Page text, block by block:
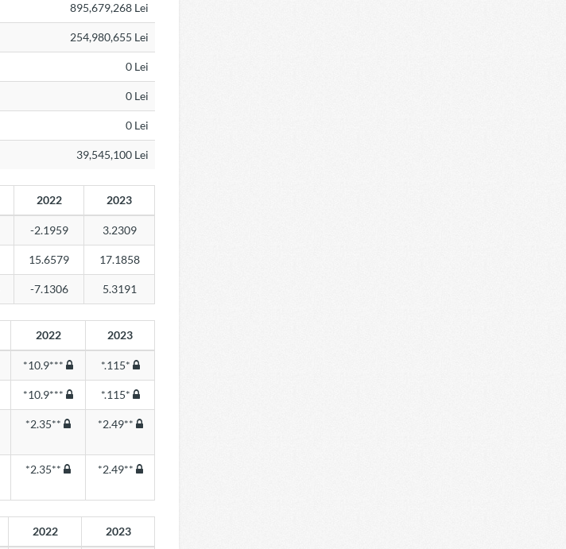
895,679,268 Lei
254,980,655 Lei
0 Lei
0 Lei
0 Lei
39,545,100 Lei
2022 2023
-2.1959 3.2309
15.6579 17.1858
-7.1306 5.3191
2022 2023
*10.9*** *.115*
*10.9*** *.115*
*2.35** *2.49**
*2.35** *2.49**
2022 2023